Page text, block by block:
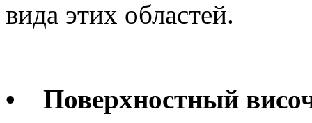
вида этих областей.
• Поверхностный